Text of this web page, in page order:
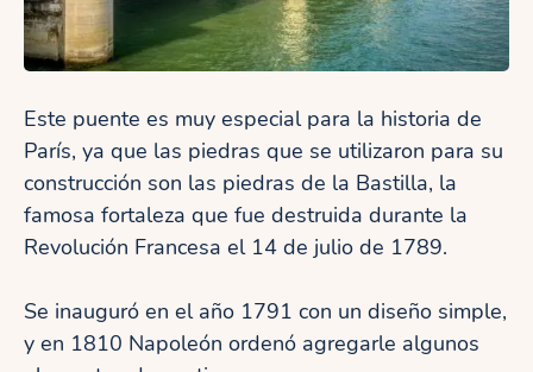
Este puente es muy especial para la historia de
París, ya que las piedras que se utilizaron para su
construcción son las piedras de la Bastilla, la
famosa fortaleza que fue destruida durante la
Revolución Francesa el 14 de julio de 1789.
Se inauguró en el año 1791 con un diseño simple,
y en 1810 Napoleón ordenó agregarle algunos